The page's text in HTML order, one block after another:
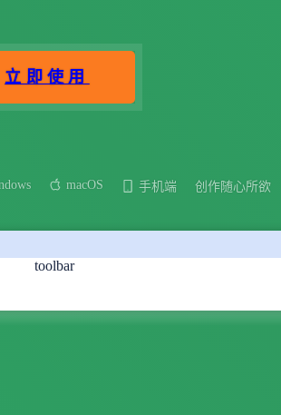
立即使用
macOS 手机端 创作随心所欲